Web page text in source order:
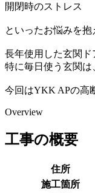
開閉時のストレス
といったお悩みを抱
長年使用した玄関
特に毎日使う玄関は
今回はYKK APの高
Overview
工事の概要
住所
施工箇所